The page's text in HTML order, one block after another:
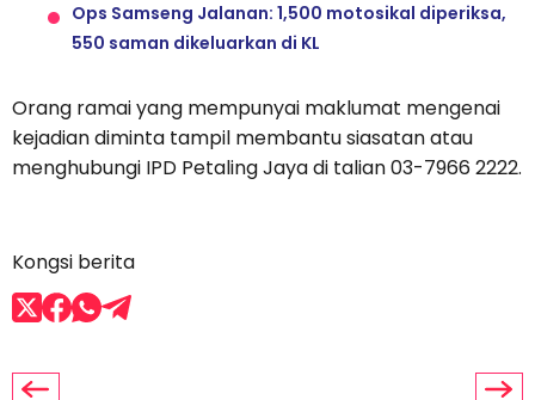
Ops Samseng Jalanan: 1,500 motosikal diperiksa,
550 saman dikeluarkan di KL
Orang ramai yang mempunyai maklumat mengenai
kejadian diminta tampil membantu siasatan atau
menghubungi IPD Petaling Jaya di talian 03-7966 2222.
Kongsi berita